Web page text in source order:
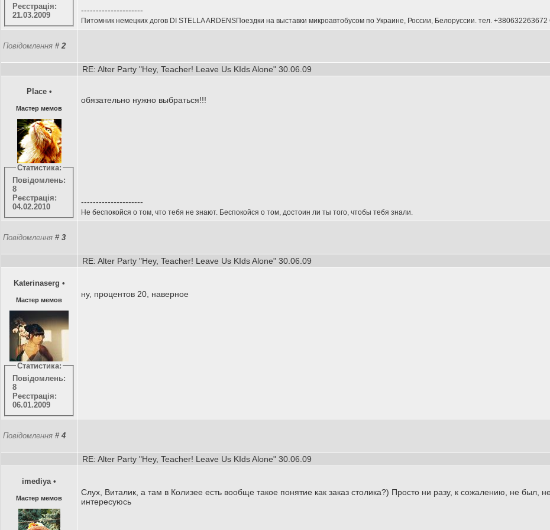
Реєстрація:
21.03.2009
---------------------
Питомник немецких догов DI STELLA ARDENSПоездки на выставки микроавтобусом по Украине, России, Белоруссии. тел. +380632263672
Повідомлення # 2
RE: Alter Party "Hey, Teacher! Leave Us KIds Alone" 30.06.09
Place •
Мастер мемов
Статистика:
Повідомлень:
8
Реєстрація:
04.02.2010
обязательно нужно выбраться!!!
---------------------
Не беспокойся о том, что тебя не знают. Беспокойся о том, достоин ли ты того, чтобы тебя знали.
Повідомлення # 3
RE: Alter Party "Hey, Teacher! Leave Us KIds Alone" 30.06.09
Katerinaserg •
Мастер мемов
Статистика:
Повідомлень:
8
Реєстрація:
06.01.2009
ну, процентов 20, наверное
Повідомлення # 4
RE: Alter Party "Hey, Teacher! Leave Us KIds Alone" 30.06.09
imediya •
Мастер мемов
Слух, Виталик, а там в Колизее есть вообще такое понятие как заказ столика?) Просто ни разу, к сожалению, не был,
интересуюсь